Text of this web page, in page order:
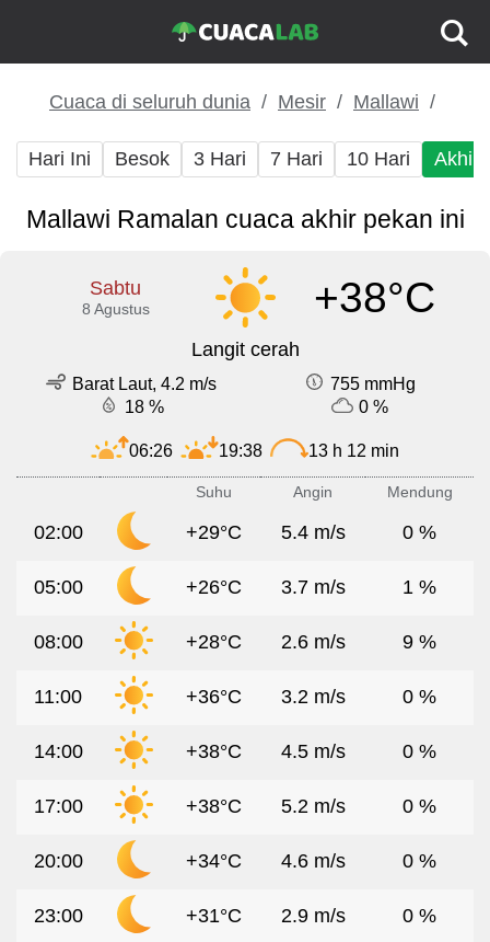
Cuaca di seluruh dunia Mesir Mallawi
Hari Ini Besok 3 Hari 7 Hari 10 Hari Akhir
Mallawi Ramalan cuaca akhir pekan ini
Sabtu
8 Agustus +38°C
Langit cerah
Barat Laut, 4.2 m/s
755 mmHg
18 %
0 %
06:26 19:38 13 h 12 min
Suhu Angin Mendung
02:00 +29°C 5.4 m/s 0 %
05:00 +26°C 3.7 m/s 1 %
08:00 +28°C 2.6 m/s 9 %
11:00 +36°C 3.2 m/s 0 %
14:00 +38°C 4.5 m/s 0 %
17:00 +38°C 5.2 m/s 0 %
20:00 +34°C 4.6 m/s 0 %
23:00 +31°C 2.9 m/s 0 %